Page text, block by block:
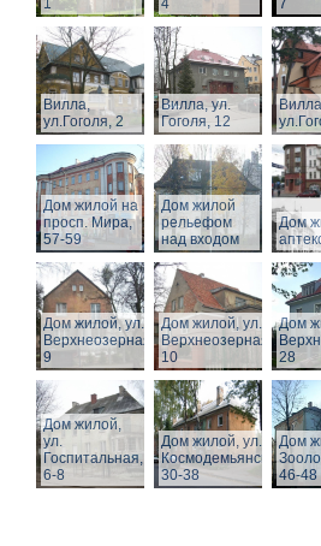
1
4
7
Вилла,
ул.Гоголя, 2
Вилла, ул.
Гоголя, 12
Дом жилой на
просп. Мира,
57-59
Дом жилой
рельефом
над входом
Дом
Дом жилой, ул.
Верхнеозерная,
9
Дом жилой, ул.
Верхнеозерная,
10
Дом
28
Дом жилой,
ул.
Госпитальная,
6-8
Дом жилой, ул. З.
Космодемьянской
30-38
Дом
46-48